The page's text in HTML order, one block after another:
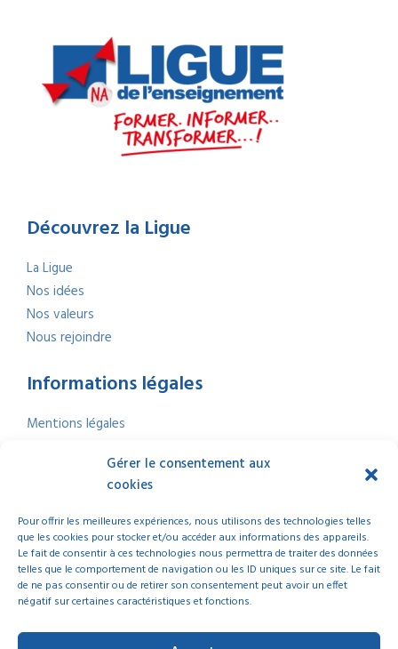
Gérer le consentement aux
cookies
Pour offrir les meilleures expériences, nous utilisons des technologies telles
que les cookies pour stocker et/ou accéder aux informations des appareils.
Le fait de consentir à ces technologies nous permettra de traiter des données
telles que le comportement de navigation ou les ID uniques sur ce site. Le fait
de ne pas consentir ou de retirer son consentement peut avoir un effet
négatif sur certaines caractéristiques et fonctions.
Découvrez la Ligue
La Ligue
Nos idées
Nos valeurs
Nous rejoindre
Informations légales
Mentions légales
Politique de cookies
Nous contacter
Index Égalité professionnelle2025